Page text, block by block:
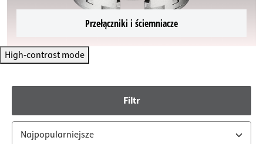
Przełączniki i ściemniacze
High-contrast mode
Filtr